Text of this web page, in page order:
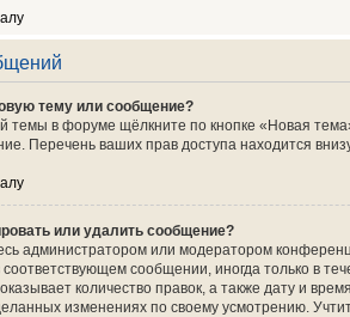
тему или сообщение?
темы в форуме щёлкните по кнопке «Новая
Перечень ваших прав доступа находится
или удалить сообщение?
администратором или модератором
соответствующем сообщении, иногда только в
количество правок, а также дату и
изменениях по своему усмотрению.